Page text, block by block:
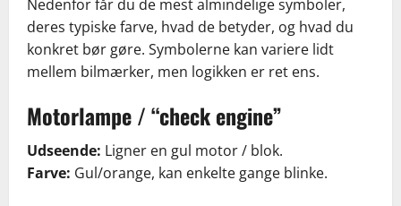
Nedenfor får du de mest almindelige symboler,
deres typiske farve, hvad de betyder, og hvad du
konkret bør gøre. Symbolerne kan variere lidt
mellem bilmærker, men logikken er ret ens.
Motorlampe / “check engine”
Udseende: Ligner en gul motor / blok.
Farve: Gul/orange, kan enkelte gange blinke.